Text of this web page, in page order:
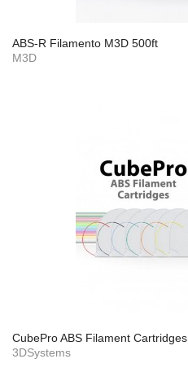
ABS-R Filamento M3D 500ft
M3D
CubePro ABS Filament Cartridges
3DSystems